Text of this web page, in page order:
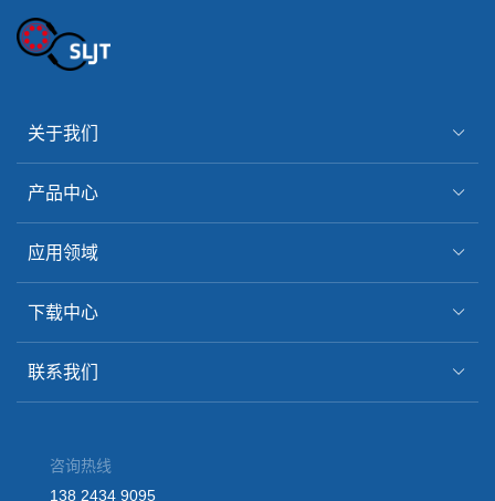
关于我们
产品中心
应用领域
下载中心
联系我们
咨询热线
138 2434 9095